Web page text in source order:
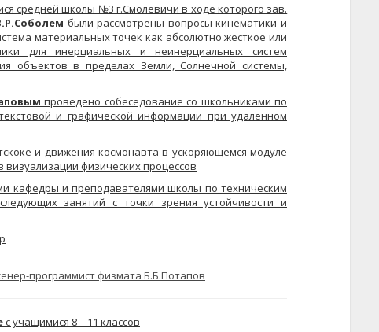
средней школы №3 г.Смолевичи в ходе которого зав.
были рассмотрены вопросы кинематики и
материальных точек как абсолютно жесткое или
для инерциальных и неинерциальных систем
объектов в пределах Земли, Солнечной системы,
проведено собеседование со школьниками по
и графической информации при удаленном
и движения космонавта в ускоряющемся модуле
физических процессов
кафедры и преподавателями школы по техническим
занятий с точки зрения устойчивости и
с учащимися 8– 11 классов